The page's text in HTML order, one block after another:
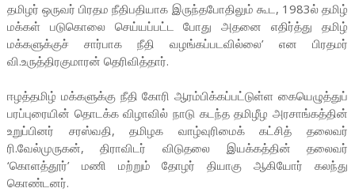
தமிழர் ஒருவர் பிரதம நீதிபதியாக இருந்தபோதிலும் கூட, 1983ல் தமிழ்
மக்கள் படுகொலை செய்யப்பட்ட போது அதனை எதிர்த்து தமிழ்
மக்களுக்குச் சார்பாக நீதி வழங்கப்படவில்லை’ என பிரதமர்
வி.உருத்திரகுமாரன் தெரிவித்தார்.
ஈழத்தமிழ் மக்களுக்கு நீதி கோரி ஆரம்பிக்கப்பட்டுள்ள கையெழுத்துப்
பரப்புரையின் தொடக்க விழாவில் நாடு கடந்த தமிழீழ அரசாங்கத்தின்
உறுப்பினர் சரஸ்வதி, தமிழக வாழ்வுரிமைக் கட்சித் தலைவர்
ரி.வேல்முருகன், திராவிடர் விடுதலை இயக்கத்தின் தலைவர்
‘கொளத்தூர்’ மணி மற்றும் தோழர் தியாகு ஆகியோர் கலந்து
கொண்டனர்.